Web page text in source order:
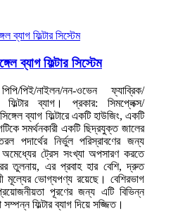
ব্যাগ ফিল্টার সিস্টেম
পিই/নাইলন/নন-ওভেন ফ্যাব্রিক/
ফিল্টার ব্যাগ। প্রকার: সিমপ্লেক্স/
ব্যাগ ফিল্টারে একটি হাউজিং, একটি
সমর্থনকারী একটি ছিদ্রযুক্ত জালের
পদার্থের নির্ভুল পরিস্রাবণের জন্য
ট্রেস সংখ্যা অপসারণ করতে
তুলনায়, এর প্রবাহ হার বেশি, দ্রুত
মূল্যের ভোগ্যপণ্য রয়েছে। বেশিরভাগ
পূরণের জন্য এটি বিভিন্ন
সম্পন্ন ফিল্টার ব্যাগ দিয়ে সজ্জিত।